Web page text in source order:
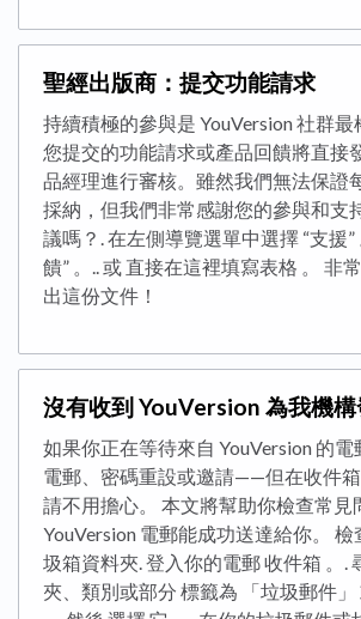
聖經出版商：提交功能請求
持續積極的參與是 YouVersion 社群最
您提交的功能請求或產品回饋將直接
品經理進行審核。雖然我們無法保證
採納，但我們非常感謝您的參與和支
議嗎？. 在左側導覽選單中選擇 “支援”
饋” 。.. 或 直接在這裡填寫表格 。 非
出這份文件！
沒有收到 YouVersion 為我機
如果你正在等待來自 YouVersion 的
電郵、密碼重設或邀請——但在收件箱
請不用擔心。 本文將幫助你檢查常見
YouVersion 電郵能成功送達給你。
圾箱資料夾. 登入你的電郵 收件箱 。.
夾、類別或部分 標籤為 「垃圾郵件」